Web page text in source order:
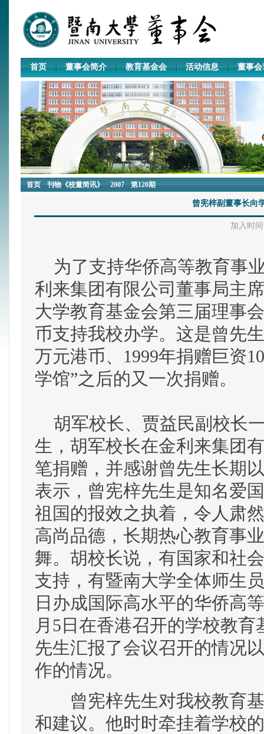
首页 董事会简介 教育基金会 活动信息 董事会
首页 刊物《校董简讯》 2007 第120期
曾宪梓副董事长向
加入时间
为了支持华侨高等教育事
利来集团有限公司董事局主
大学教育基金会第三届理事
币支持我校办学。这是曾先
万元港币、1999年捐赠巨资
学馆”之后的又一次捐赠。
胡军校长、贾益民副校长
生，胡军校长在金利来集团
笔捐赠，并感谢曾先生长期
表示，曾宪梓先生是知名爱
祖国的报效之执着，令人肃
高尚品德，长期热心教育事
舞。胡校长说，有国家和社
支持，有暨南大学全体师生
日办成国际高水平的华侨高
月5日在香港召开的学校教
先生汇报了会议召开的情况
作的情况。
曾宪梓先生对我校教育基
和建议。他时时牵挂着学校